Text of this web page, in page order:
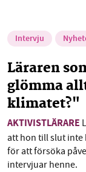
Intervju
Läraren
glömma
klimatet?"
AKTIVISTLÄRARE
att hon till slut inte
för att försöka
intervjuar henne.